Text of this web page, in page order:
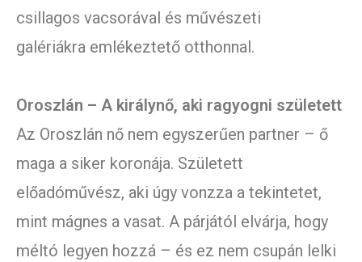
csillagos vacsorával és művészeti
galériákra emlékeztető otthonnal.
Oroszlán – A királynő, aki ragyogni született
Az Oroszlán nő nem egyszerűen partner – ő
maga a siker koronája. Született
előadóművész, aki úgy vonzza a tekintetet,
mint mágnes a vasat. A párjától elvárja, hogy
méltó legyen hozzá – és ez nem csupán lelki